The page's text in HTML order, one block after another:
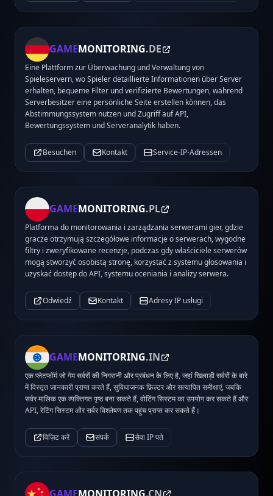
GAMEMONITORING.DE
Eine Plattform zur Überwachung und Verwaltung von
Spieleservern, wo Spieler detaillierte Informationen über Server
erhalten, bequeme Filter und verifizierte Bewertungen, während
Serverbesitzer eine persönliche Seite erstellen können, das
Abstimmungssystem nutzen und Zugriff auf API,
Bewertungssystem und Serveranalytik haben.
Besuchen Kontakt Service-IP-Adressen
GAMEMONITORING.PL
Platforma do monitorowania i zarządzania serwerami gier, gdzie
gracze otrzymują szczegółowe informacje o serwerach, wygodne
filtry i zweryfikowane recenzje, podczas gdy właściciele serwerów
mogą stworzyć osobistą stronę, korzystać z systemu głosowania i
uzyskać dostęp do API, systemu oceniania i analizy serwera.
Odwiedź Kontakt Adresy IP usługi
GAMEMONITORING.IN
एक प्लेटफॉर्म जो गेम सर्वरों की निगरानी और प्रबंधन के लिए है, जहां खिलाड़ी सर्वरों के बारे
में विस्तृत जानकारी प्राप्त करते हैं, सुविधाजनक फ़िल्टर और सत्यापित समीक्षाएं, जबकि
सर्वर मालिक एक व्यक्तिगत पृष्ठ बना सकते हैं, वोटिंग सिस्टम का उपयोग कर सकते हैं और
API, रेटिंग सिस्टम और सर्वर विश्लेषण तक पहुंच प्राप्त कर सकते हैं।
विज़िट करें संपर्क सेवा IP पते